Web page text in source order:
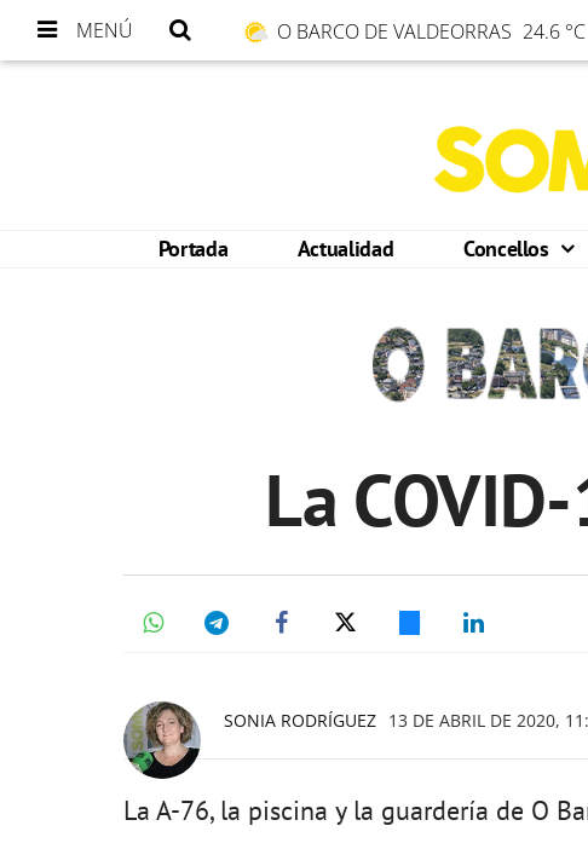
MENÚ O BARCO DE VALDEORRAS 24.6 °C
Portada Actualidad Concellos
La
SONIA RODRÍGUEZ 13 DE ABRIL DE 2020,
La A-76, la piscina y la guardería de O